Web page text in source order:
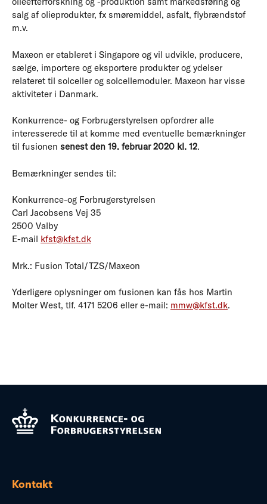
salg af olieprodukter, fx smøremiddel, asfalt, flybrændstof
m.v.
Maxeon er etableret i Singapore og vil udvikle, producere,
sælge, importere og eksportere produkter og ydelser
relateret til solceller og solcellemoduler. Maxeon har visse
aktiviteter i Danmark.
Konkurrence- og Forbrugerstyrelsen opfordrer alle
interesserede til at komme med eventuelle bemærkninger
til fusionen senest den 19. februar 2020 kl. 12.
Bemærkninger sendes til:
Konkurrence-og Forbrugerstyrelsen
Carl Jacobsens Vej 35
2500 Valby
E-mail kfst@kfst.dk
Mrk.: Fusion Total/TZS/Maxeon
Yderligere oplysninger om fusionen kan fås hos Martin
Molter West, tlf. 4171 5206 eller e-mail: mmw@kfst.dk.
Kontakt